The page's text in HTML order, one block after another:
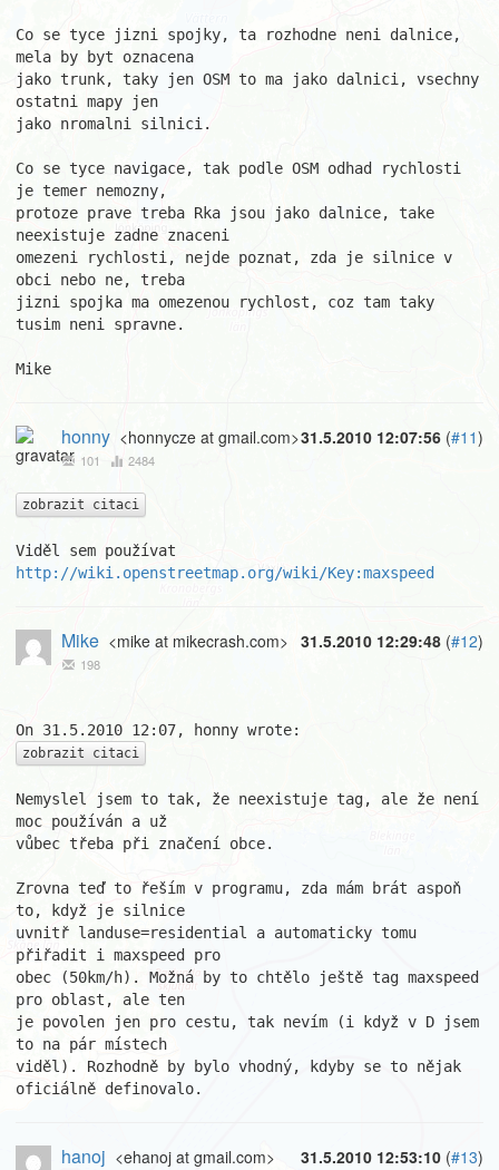
Co se tyce jizni spojky, ta rozhodne neni dalnice,
mela by byt oznacena
jako trunk, taky jen OSM to ma jako dalnici, vsechny
ostatni mapy jen
jako nromalni silnici.
Co se tyce navigace, tak podle OSM odhad rychlosti
je temer nemozny,
protoze prave treba Rka jsou jako dalnice, take
neexistuje zadne znaceni
omezeni rychlosti, nejde poznat, zda je silnice v
obci nebo ne, treba
jizni spojka ma omezenou rychlost, coz tam taky
tusim neni spravne.
Mike
31.5.2010 12:07:56 (#11)
honny <honnycze at gmail.com>
101 2484
zobrazit citaci
http://wiki.openstreetmap.org/wiki/Key:maxspeed
31.5.2010 12:29:48 (#12)
Mike <mike at mikecrash.com>
198
zobrazit citaci
Nemyslel jsem to tak, že neexistuje tag, ale že není
moc používán a už
vůbec třeba při značení obce.
Zrovna teď to řeším v programu, zda mám brát aspoň
to, když je silnice
uvnitř landuse=residential a automaticky tomu
přiřadit i maxspeed pro
obec (50km/h). Možná by to chtělo ještě tag maxspeed
pro oblast, ale ten
je povolen jen pro cestu, tak nevím (i když v D jsem
to na pár místech
viděl). Rozhodně by bylo vhodný, kdyby se to nějak
oficiálně definovalo.
31.5.2010 12:53:10 (#13)
hanoj <ehanoj at gmail.com>